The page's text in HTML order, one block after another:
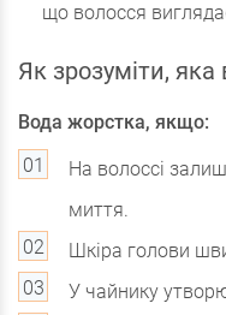
що волосся
Як зрозуміти,
Вода жорстка, якщо:
На волоссі
миття.
Шкіра голови
У чайнику